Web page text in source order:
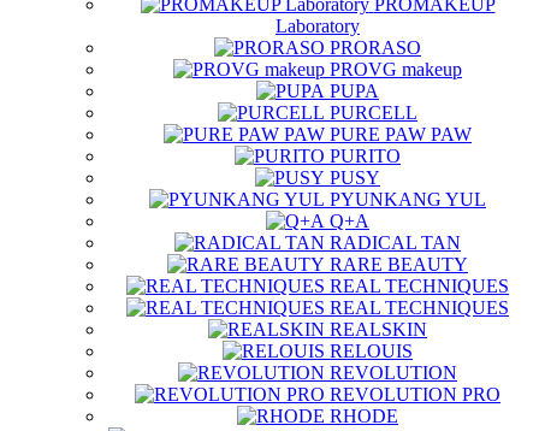
PROMAKEUP
Laboratory
PRORASO
PROVG makeup
PUPA
PURCELL
PURE PAW PAW
PURITO
PUSY
PYUNKANG YUL
Q+A
RADICAL TAN
RARE BEAUTY
REAL TECHNIQUES
REAL TECHNIQUES
REALSKIN
RELOUIS
REVOLUTION
REVOLUTION PRO
RHODE